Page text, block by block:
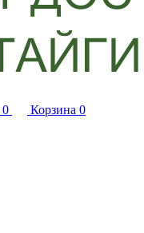
0 Корзина 0